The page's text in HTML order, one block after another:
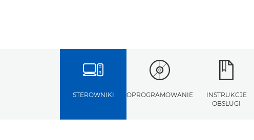
STEROWNIKI OPROGRAMOWANIE
INSTRUKCJE
OBSŁUGI